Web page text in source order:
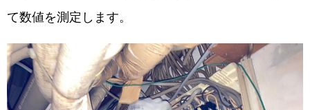
て数値を測定します。